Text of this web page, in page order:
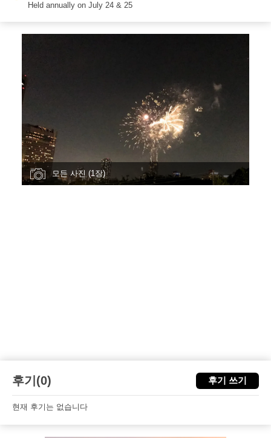
Held annually on July 24 & 25
모든 사진 (1장)
후기(0) 후기 쓰기
현재 후기는 없습니다